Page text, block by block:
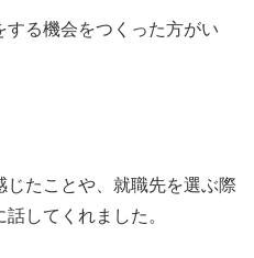
る機会をつくった方がい
たことや、就職先を選ぶ際
してくれました。